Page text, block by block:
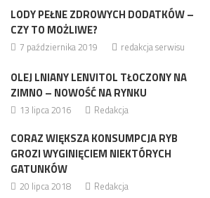
LODY PEŁNE ZDROWYCH DODATKÓW –
CZY TO MOŻLIWE?
7 października 2019 redakcja serwisu
OLEJ LNIANY LENVITOL TŁOCZONY NA
ZIMNO – NOWOŚĆ NA RYNKU
13 lipca 2016 Redakcja
CORAZ WIĘKSZA KONSUMPCJA RYB
GROZI WYGINIĘCIEM NIEKTÓRYCH
GATUNKÓW
20 lipca 2018 Redakcja